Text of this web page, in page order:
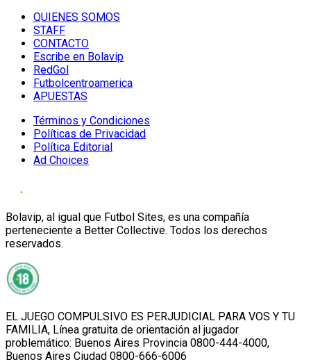
QUIENES SOMOS
STAFF
CONTACTO
Escribe en Bolavip
RedGol
Futbolcentroamerica
APUESTAS
Términos y Condiciones
Políticas de Privacidad
Política Editorial
Ad Choices
Bolavip, al igual que Futbol Sites, es una compañía
perteneciente a Better Collective. Todos los derechos
reservados.
EL JUEGO COMPULSIVO ES PERJUDICIAL PARA VOS Y TU
FAMILIA, Línea gratuita de orientación al jugador
problemático: Buenos Aires Provincia 0800-444-4000,
Buenos Aires Ciudad 0800-666-6006